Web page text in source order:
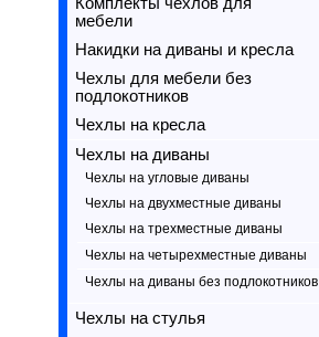
мебели
Накидки на диваны и кресла
Чехлы для мебели без
подлокотников
Чехлы на кресла
Чехлы на диваны
Чехлы на угловые диваны
Чехлы на двухместные диваны
Чехлы на трехместные диваны
Чехлы на четырехместные диваны
Чехлы на диваны без подлокотников
Чехлы на стулья